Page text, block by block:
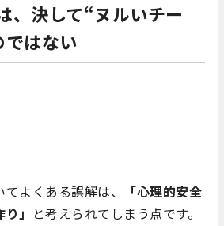
、決して“ヌルいチー
はない
よくある誤解は、
「心理的安全
」 と考えられてしまう点です。